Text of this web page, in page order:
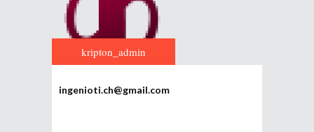
kripton_admin
ingenioti.ch@gmail.com